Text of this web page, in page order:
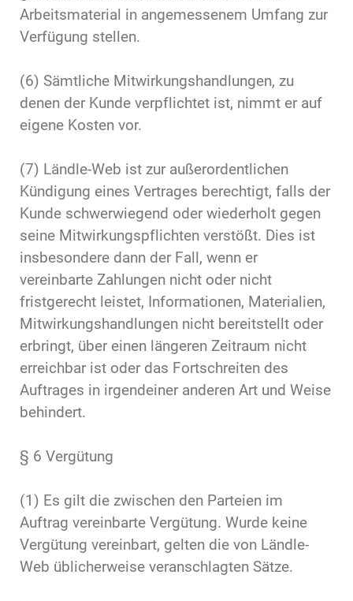
Arbeitsmaterial in angemessenem Umfang zur
Verfügung stellen.
(6) Sämtliche Mitwirkungshandlungen, zu
denen der Kunde verpflichtet ist, nimmt er auf
eigene Kosten vor.
(7) Ländle-Web ist zur außerordentlichen
Kündigung eines Vertrages berechtigt, falls der
Kunde schwerwiegend oder wiederholt gegen
seine Mitwirkungspflichten verstößt. Dies ist
insbesondere dann der Fall, wenn er
vereinbarte Zahlungen nicht oder nicht
fristgerecht leistet, Informationen, Materialien,
Mitwirkungshandlungen nicht bereitstellt oder
erbringt, über einen längeren Zeitraum nicht
erreichbar ist oder das Fortschreiten des
Auftrages in irgendeiner anderen Art und Weise
behindert.
§ 6 Vergütung
(1) Es gilt die zwischen den Parteien im
Auftrag vereinbarte Vergütung. Wurde keine
Vergütung vereinbart, gelten die von Ländle-
Web üblicherweise veranschlagten Sätze.